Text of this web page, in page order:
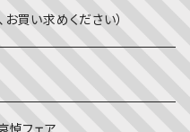
買い求めください）
フェア